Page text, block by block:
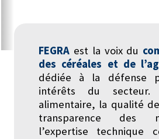
FEGRA est la voix du
des céréales et de
dédiée à la défense
intérêts du secteur.
alimentaire, la qualité
transparence des
l’expertise technique